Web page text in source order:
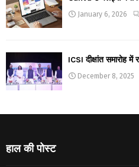
January 6, 2026
ICSI दीक्षांत समारोह में
December 8, 2025
हाल की पोस्ट